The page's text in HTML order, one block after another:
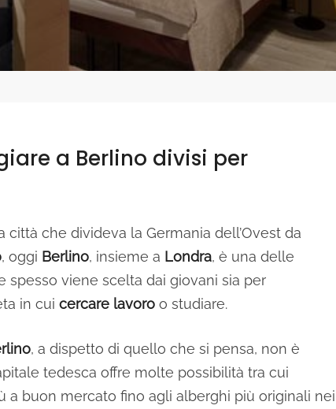
a Berlino divisi per
che divideva la Germania dell’Ovest da
, oggi Berlino, insieme a Londra, è una delle
spesso viene scelta dai giovani sia per
in cui cercare lavoro o studiare.
, a dispetto di quello che si pensa, non è
tedesca offre molte possibilità tra cui
buon mercato fino agli alberghi più originali nei